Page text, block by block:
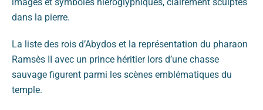
dans la pierre.
La liste des rois d’Abydos et la représentation du pharaon
Ramsès II avec un prince héritier lors d’une chasse
sauvage figurent parmi les scènes emblématiques du
temple.